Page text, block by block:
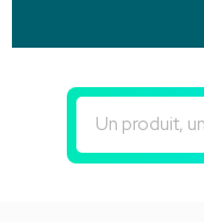
Pharmacie du Rond